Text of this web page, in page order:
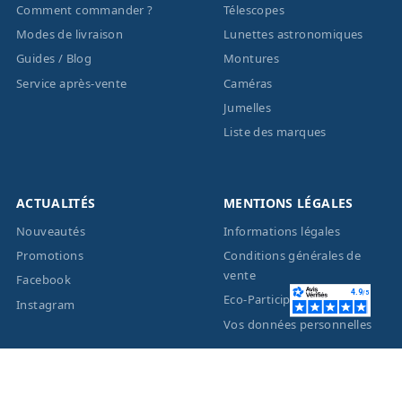
Comment commander ?
Modes de livraison
Guides / Blog
Service après-vente
Télescopes
Lunettes astronomiques
Montures
Caméras
Jumelles
Liste des marques
ACTUALITÉS
Nouveautés
Promotions
Facebook
Instagram
MENTIONS LÉGALES
Informations légales
Conditions générales de
vente
Eco-Participation
Vos données personnelles